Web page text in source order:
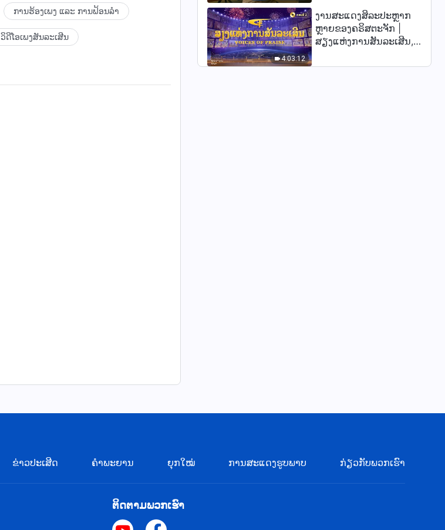
ການຮ້ອງເພງ ແລະ ການຟ້ອນລຳ
ວິດີໂອເພງສັນລະເສີນ
4:03:12
ງານສະແດງສິລະປະຫຼາກ
ຫຼາຍຂອງຄຣິສຕະຈັກ |
ສຽງແຫ່ງການສັນລະເສີນ,
ຂ່າວປະເສີດ ຄຳພະຍານ ຍຸກໃໝ່ ການສະແດງຮູບພາບ ກ່ຽວກັບພວກເຮົາ
ຕິດຕາມພວກເຮົາ